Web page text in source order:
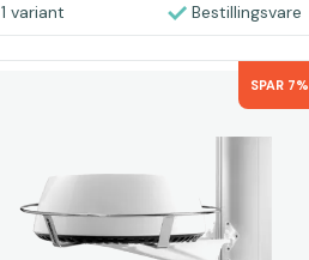
1 variant Bestillingsvare
SPAR 7%